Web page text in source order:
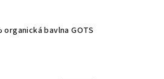
bavlna GOTS